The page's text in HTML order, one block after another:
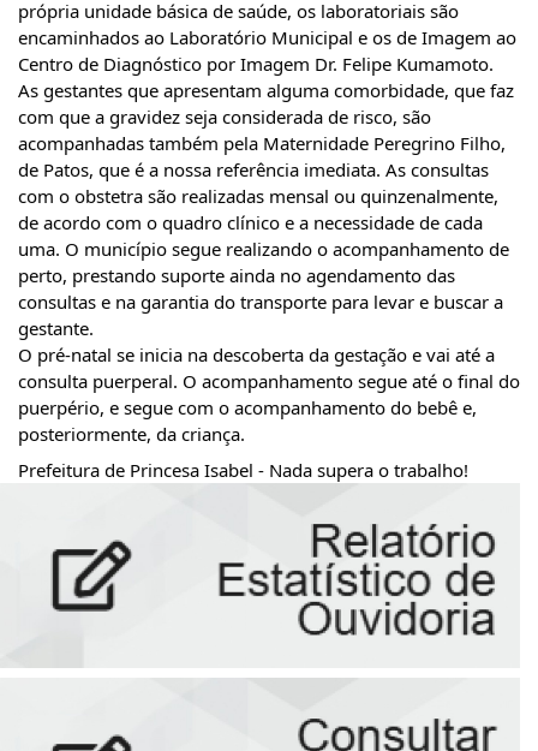
própria unidade básica de saúde, os laboratoriais são
encaminhados ao Laboratório Municipal e os de Imagem ao
Centro de Diagnóstico por Imagem Dr. Felipe Kumamoto.
As gestantes que apresentam alguma comorbidade, que faz
com que a gravidez seja considerada de risco, são
acompanhadas também pela Maternidade Peregrino Filho,
de Patos, que é a nossa referência imediata. As consultas
com o obstetra são realizadas mensal ou quinzenalmente,
de acordo com o quadro clínico e a necessidade de cada
uma. O município segue realizando o acompanhamento de
perto, prestando suporte ainda no agendamento das
consultas e na garantia do transporte para levar e buscar a
gestante.
O pré-natal se inicia na descoberta da gestação e vai até a
consulta puerperal. O acompanhamento segue até o final do
puerpério, e segue com o acompanhamento do bebê e,
posteriormente, da criança.
Prefeitura de Princesa Isabel - Nada supera o trabalho!